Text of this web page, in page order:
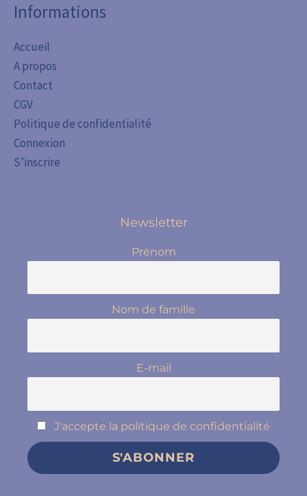
Informations
Accueil
A propos
Contact
CGV
Politique de confidentialité
Connexion
S’inscrire
Newsletter
Prénom
Nom de famille
E-mail
J'accepte la politique de confidentialité